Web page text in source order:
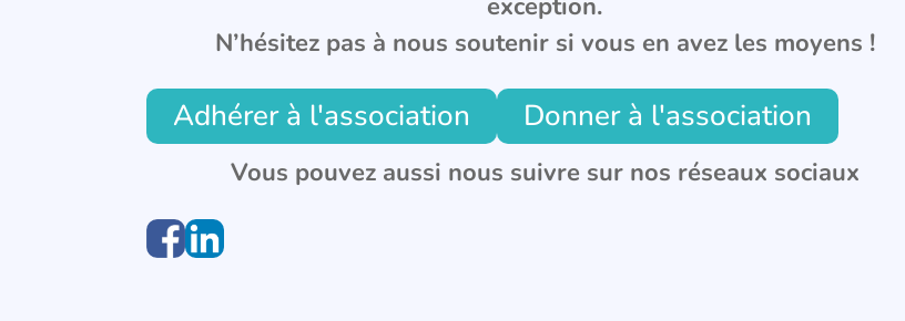
N’hésitez pas à nous soutenir si vous en avez les moyens !
Adhérer à l'association Donner à l'association
Vous pouvez aussi nous suivre sur nos réseaux sociaux